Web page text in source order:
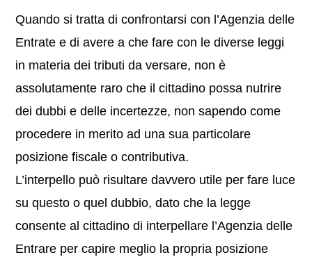
Quando si tratta di confrontarsi con l’Agenzia delle
Entrate e di avere a che fare con le diverse leggi
in materia dei tributi da versare, non è
assolutamente raro che il cittadino possa nutrire
dei dubbi e delle incertezze, non sapendo come
procedere in merito ad una sua particolare
posizione fiscale o contributiva.
L’interpello può risultare davvero utile per fare luce
su questo o quel dubbio, dato che la legge
consente al cittadino di interpellare l’Agenzia delle
Entrare per capire meglio la propria posizione